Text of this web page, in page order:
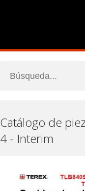
Catálogo de
4 - Interim